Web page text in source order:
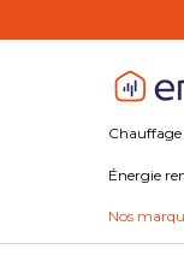
Énergie
Nos